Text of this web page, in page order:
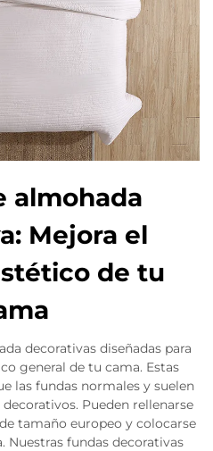
almohada
Mejora el
de tu
decorativas diseñadas para
general de tu cama. Estas
las fundas normales y suelen
Pueden rellenarse
tamaño europeo y colocarse
Nuestras fundas decorativas